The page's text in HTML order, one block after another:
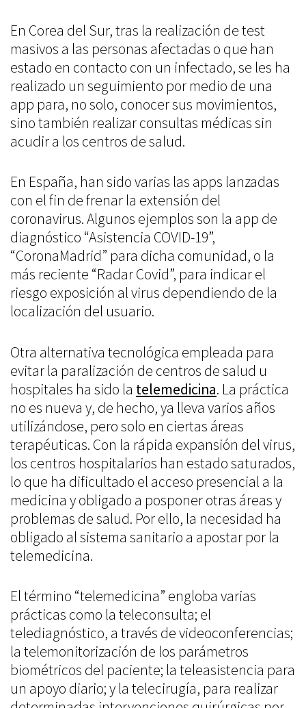
En Corea del Sur, tras la realización de test
masivos a las personas afectadas o que han
estado en contacto con un infectado, se les ha
realizado un seguimiento por medio de una
app para, no solo, conocer sus movimientos,
sino también realizar consultas médicas sin
acudir a los centros de salud.
En España, han sido varias las apps lanzadas
con el fin de frenar la extensión del
coronavirus. Algunos ejemplos son la app de
diagnóstico “Asistencia COVID-19”,
“CoronaMadrid” para dicha comunidad, o la
más reciente “Radar Covid”, para indicar el
riesgo exposición al virus dependiendo de la
localización del usuario.
Otra alternativa tecnológica empleada para
evitar la paralización de centros de salud u
hospitales ha sido la telemedicina. La práctica
no es nueva y, de hecho, ya lleva varios años
utilizándose, pero solo en ciertas áreas
terapéuticas. Con la rápida expansión del virus,
los centros hospitalarios han estado saturados,
lo que ha dificultado el acceso presencial a la
medicina y obligado a posponer otras áreas y
problemas de salud. Por ello, la necesidad ha
obligado al sistema sanitario a apostar por la
telemedicina.
El término “telemedicina” engloba varias
prácticas como la teleconsulta; el
telediagnóstico, a través de videoconferencias;
la telemonitorización de los parámetros
biométricos del paciente; la teleasistencia para
un apoyo diario; y la telecirugía, para realizar